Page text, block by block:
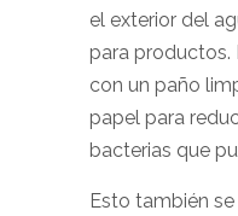
el exterior del
para productos.
con un paño
papel para
bacterias que
Esto también